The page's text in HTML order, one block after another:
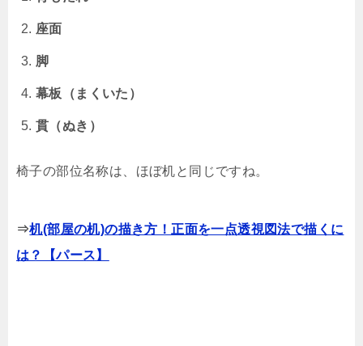
座面
脚
幕板（まくいた）
貫（ぬき）
椅子の部位名称は、ほぼ机と同じですね。
⇒机(部屋の机)の描き方！正面を一点透視図法で描くに
は？【パース】